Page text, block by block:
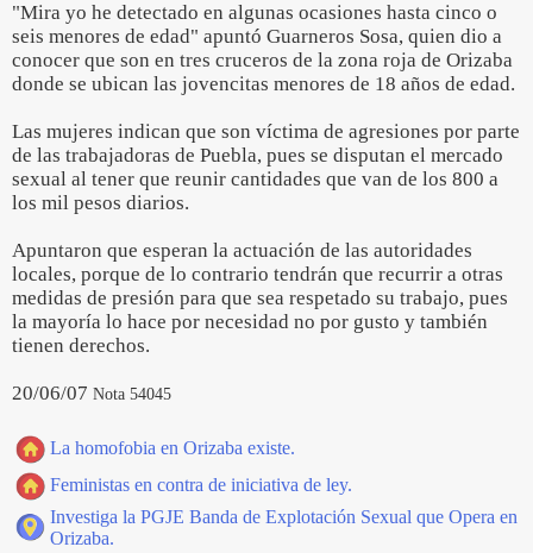
"Mira yo he detectado en algunas ocasiones hasta cinco o
seis menores de edad" apuntó Guarneros Sosa, quien dio a
conocer que son en tres cruceros de la zona roja de Orizaba
donde se ubican las jovencitas menores de 18 años de edad.
Las mujeres indican que son víctima de agresiones por parte
de las trabajadoras de Puebla, pues se disputan el mercado
sexual al tener que reunir cantidades que van de los 800 a
los mil pesos diarios.
Apuntaron que esperan la actuación de las autoridades
locales, porque de lo contrario tendrán que recurrir a otras
medidas de presión para que sea respetado su trabajo, pues
la mayoría lo hace por necesidad no por gusto y también
tienen derechos.
20/06/07 Nota 54045
La homofobia en Orizaba existe.
Feministas en contra de iniciativa de ley.
Investiga la PGJE Banda de Explotación Sexual que Opera en
Orizaba.